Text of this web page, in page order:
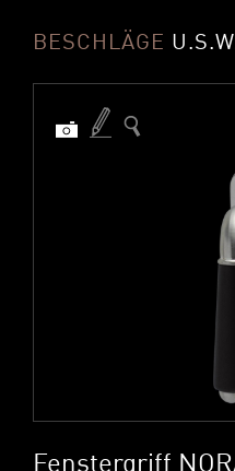
BESCHLÄGE
Fenstergriff